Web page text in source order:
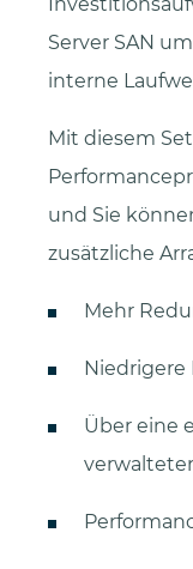
Server SAN
interne
Mit diesem
und Sie
zusätzliche
Mehr
Niedrigere
Über eine